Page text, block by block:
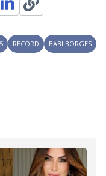
RECORD
BABI BORGES